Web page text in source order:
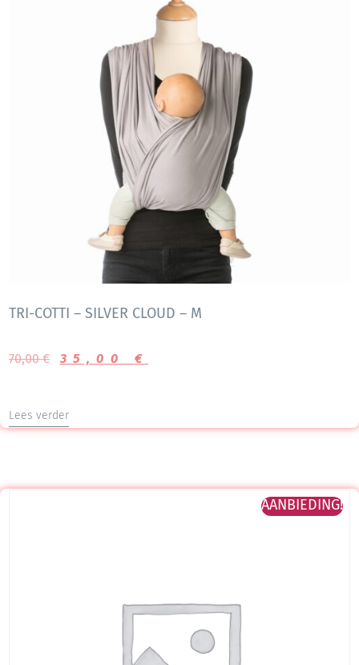
TRI-COTTI – SILVER CLOUD – M
70,00€ 35,00 €
Lees verder
AANBIEDING!